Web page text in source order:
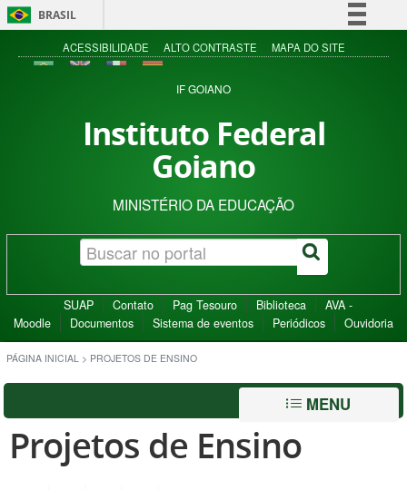
BRASIL
Simplifique!
Acesso à informação
ACESSIBILIDADE ALTO CONTRASTE MAPA DO SITE
IF GOIANO
Instituto Federal
Goiano
MINISTÉRIO DA EDUCAÇÃO
SUAP Contato Pag Tesouro Biblioteca
AVA -
Moodle
Documentos Sistema de eventos Periódicos Ouvidoria
PÁGINA INICIAL > PROJETOS DE ENSINO
MENU
Projetos de Ensino